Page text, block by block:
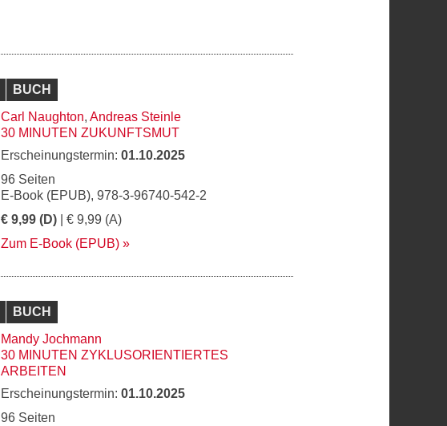
BUCH
Carl Naughton, Andreas Steinle
30 MINUTEN ZUKUNFTSMUT
Erscheinungstermin: 01.10.2025
96 Seiten
E-Book (EPUB), 978-3-96740-542-2
€ 9,99 (D) | € 9,99 (A)
Zum E-Book (EPUB)
BUCH
Mandy Jochmann
30 MINUTEN ZYKLUSORIENTIERTES
ARBEITEN
Erscheinungstermin: 01.10.2025
96 Seiten